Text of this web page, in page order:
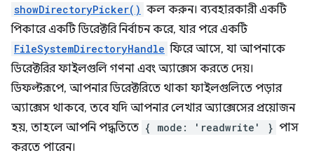
showDirectoryPicker() কল করুন। ব্যবহারকারী একটি
পিকারে একটি ডিরেক্টরি নির্বাচন করে, যার পরে একটি
FileSystemDirectoryHandle ফিরে আসে, যা আপনাকে
ডিরেক্টরির ফাইলগুলি গণনা এবং অ্যাক্সেস করতে দেয়।
ডিফল্টরূপে, আপনার ডিরেক্টরিতে থাকা ফাইলগুলিতে পড়ার
অ্যাক্সেস থাকবে, তবে যদি আপনার লেখার অ্যাক্সেসের প্রয়োজন
হয়, তাহলে আপনি পদ্ধতিতে { mode: 'readwrite' } পাস
করতে পারেন।